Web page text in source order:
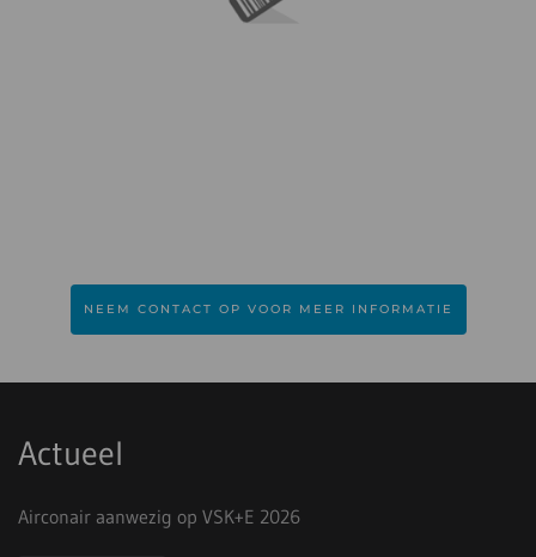
NEEM CONTACT OP VOOR MEER INFORMATIE
Actueel
Airconair aanwezig op VSK+E 2026